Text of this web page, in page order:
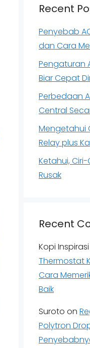
Recent
Penyebab
dan Cara
Pengaturan
Biar Cepat
Perbedaan
Central
Mengetahui
Relay plus
Ketahui, Ciri-
Rusak
Recent
Kopi Inspirasi
Thermostat
Cara
Baik
Suroto on
Polytron